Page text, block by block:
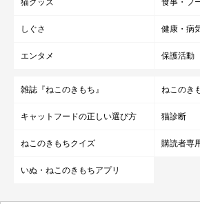
しぐさ 健康・病
エンタメ 保護活動
雑誌『ねこのきもち』 ねこのき
キャットフードの正しい選び方 猫診断
ねこのきもちクイズ 購読者専
いぬ・ねこのきもちアプリ